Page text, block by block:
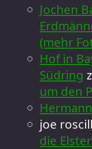
Jochen
(mehr
Hof in
Südring
um den
Hermann
joe
die